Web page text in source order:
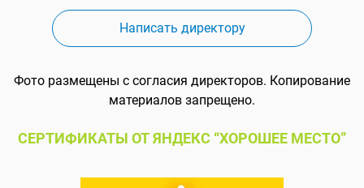
Написать директору
Фото размещены с согласия директоров. Копирование
материалов запрещено.
СЕРТИФИКАТЫ ОТ ЯНДЕКС “ХОРОШЕЕ МЕСТО”